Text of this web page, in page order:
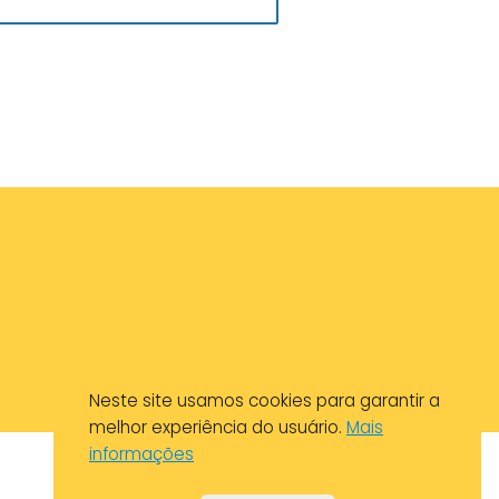
Neste site usamos cookies para garantir a
melhor experiência do usuário. Mais
informações